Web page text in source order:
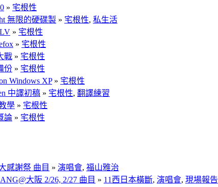
» 宅根性
無限的硬碟製 » 宅根性, 私生活
» 宅根性
» 宅根性
戰 » 宅根性
份 » 宅根性
Windows XP » 宅根性
中譯初稿 » 宅根性, 翻譯練習
學 » 宅根性
論 » 宅根性
感謝祭 曲目 » 演唱會, 福山雅治
大阪 2/26, 2/27 曲目 » 11西日本橫斷, 演唱會, 現場報告